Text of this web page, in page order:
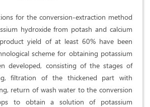
for the conversion-extraction method
hydroxide from potash and calcium
yield of at least 60% have been
scheme for obtaining potassium
developed, consisting of the stages of
filtration of the thickened part with
return of wash water to the conversion
to obtain a solution of potassium